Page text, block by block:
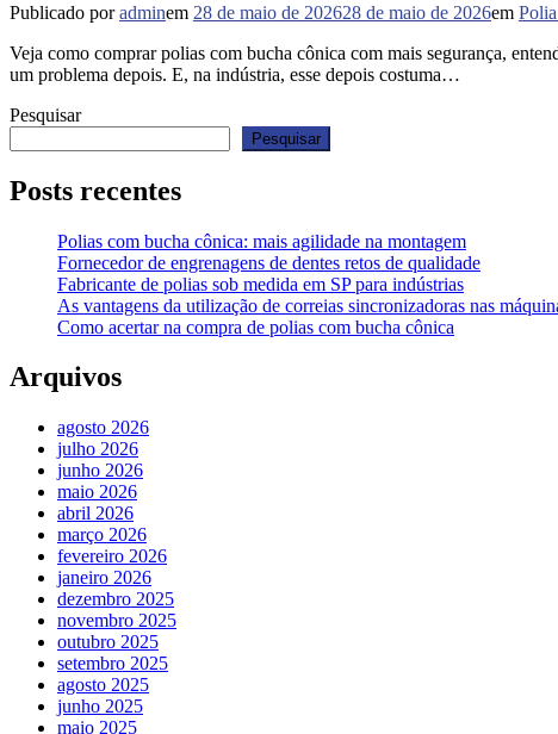
Publicado poradminem 28 de maio de 202628 de maio de 2026em
Veja como comprar polias com bucha cônica com mais segurança,
um problema depois. E, na indústria, esse depois costuma…
Pesquisar
Pesquisar
Posts recentes
Polias com bucha cônica: mais agilidade na montagem
Fornecedor de engrenagens de dentes retos de qualidade
Fabricante de polias sob medida em SP para indústrias
As vantagens da utilização de correias sincronizadoras nas
Como acertar na compra de polias com bucha cônica
Arquivos
agosto 2026
julho 2026
junho 2026
maio 2026
abril 2026
março 2026
fevereiro 2026
janeiro 2026
dezembro 2025
novembro 2025
outubro 2025
setembro 2025
agosto 2025
junho 2025
maio 2025